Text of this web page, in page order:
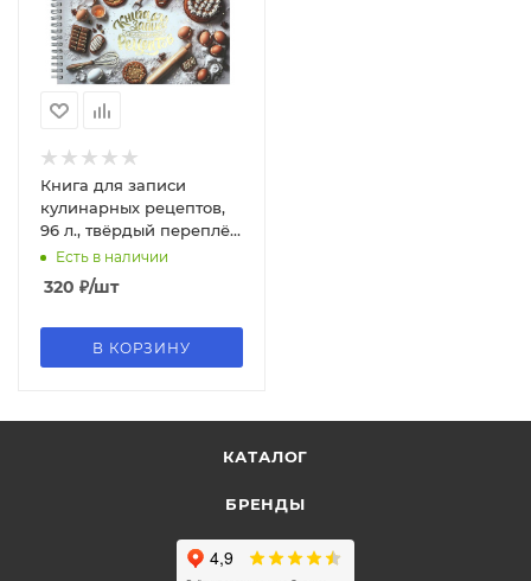
Книга для записи
кулинарных рецептов,
96 л., твёрдый переплёт
на гребне, матовая
ламинация, 71644
Есть в наличии
320 ₽/шт
В КОРЗИНУ
КАТАЛОГ
БРЕНДЫ